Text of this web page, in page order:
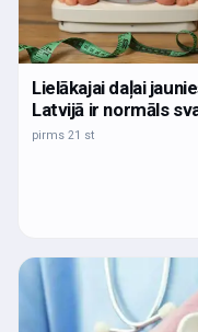
Lielākajai daļai
Latvijā ir normāls
pirms 21 st